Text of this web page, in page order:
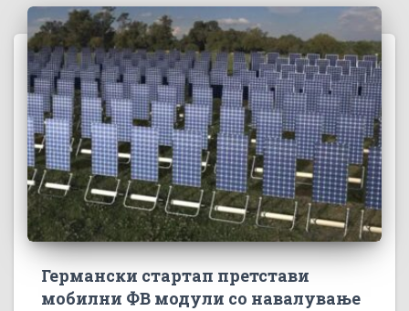
Германски стартап претстави
мобилни ФВ модули со навалување